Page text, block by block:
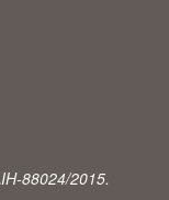
88024/2015.